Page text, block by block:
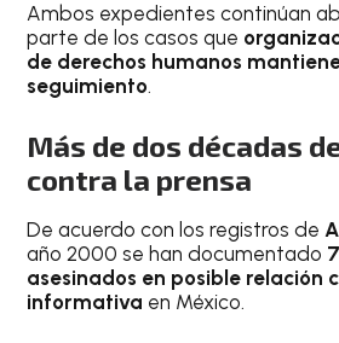
Ambos expedientes continúan
parte de los casos que
de derechos humanos
seguimiento.
Más de dos décadas
contra la prensa
De acuerdo con los registros de
año 2000 se han documentado
asesinados en posible relación
informativa en México.